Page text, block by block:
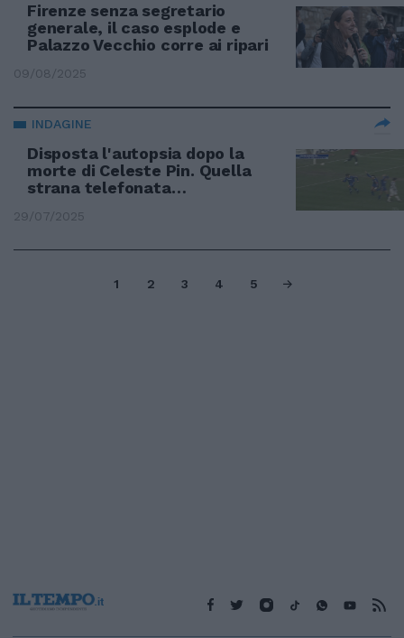
Firenze senza segretario
generale, il caso esplode e
Palazzo Vecchio corre ai ripari
09/08/2025
INDAGINE
Disposta l'autopsia dopo la
morte di Celeste Pin. Quella
strana telefonata…
29/07/2025
1 2 3 4 5